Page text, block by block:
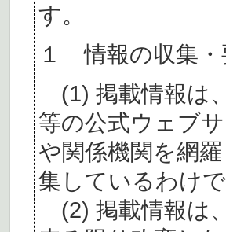
す。
１ 情報の収集・
(1) 掲載情報は
等の公式ウェブ
や関係機関を網
集しているわけ
(2) 掲載情報は